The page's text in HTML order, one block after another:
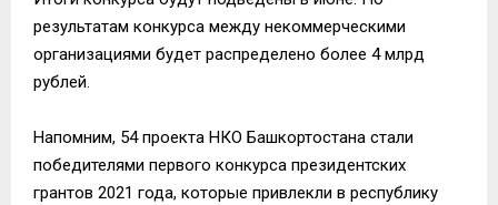
результатам конкурса между некоммерческими
организациями будет распределено более 4 млрд
рублей.
Напомним, 54 проекта НКО Башкортостана стали
победителями первого конкурса президентских
грантов 2021 года, которые привлекли в республику